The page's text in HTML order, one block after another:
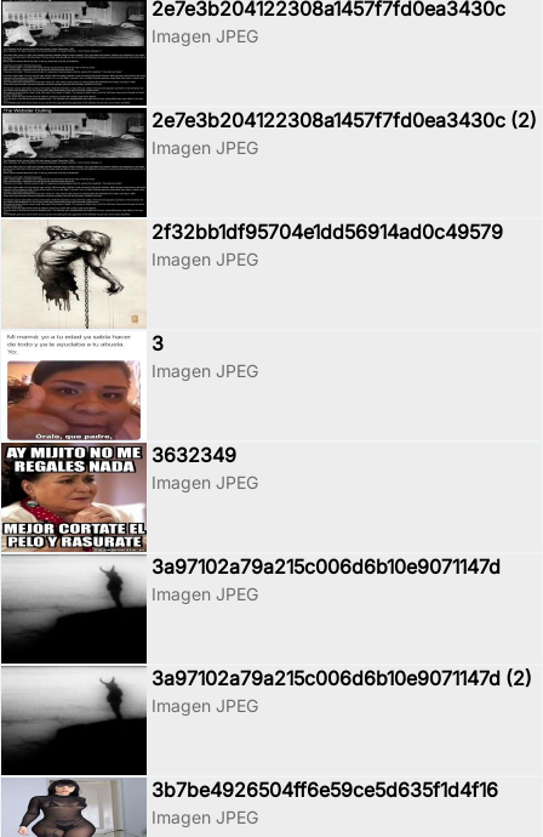
2e7e3b204122308a1457f7fd0ea3430c
Imagen JPEG
2e7e3b204122308a1457f7fd0ea3430c (2)
Imagen JPEG
2f32bb1df95704e1dd56914ad0c49579
Imagen JPEG
3
Imagen JPEG
3632349
Imagen JPEG
3a97102a79a215c006d6b10e9071147d
Imagen JPEG
3a97102a79a215c006d6b10e9071147d (2)
Imagen JPEG
3b7be4926504ff6e59ce5d635f1d4f16
Imagen JPEG